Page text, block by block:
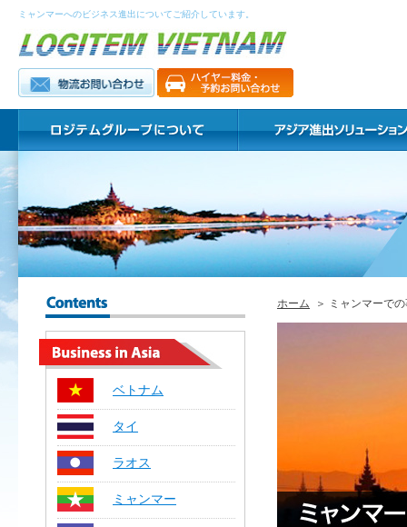
ミャンマーへのビジネス進出についてご紹介しています。
ホーム ＞ ミャンマーで
ベトナム
タイ
ラオス
ミャンマー